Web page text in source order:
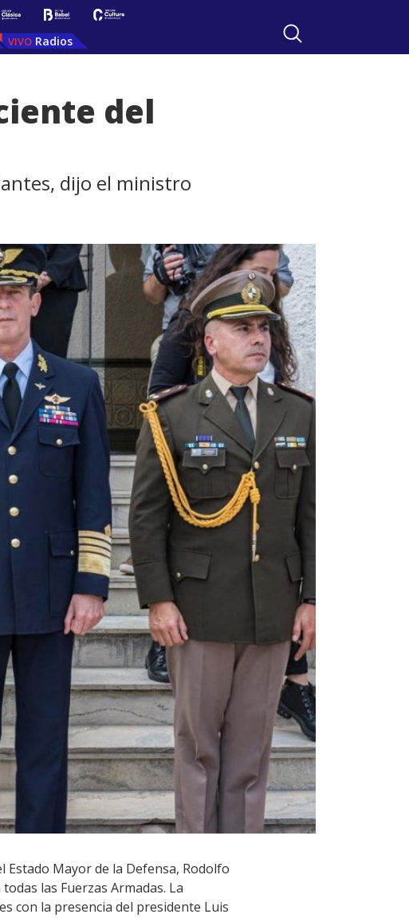
Radios
del
dijo el ministro
Estado Mayor de la Defensa, Rodolfo
las Fuerzas Armadas. La
con la presencia del presidente Luis